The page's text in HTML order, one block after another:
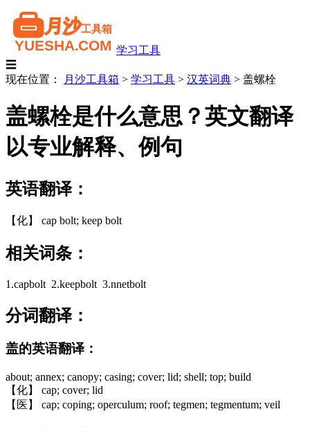
学习工具
☰
现在位置：
月沙工具箱 > 学习工具 > 汉英词典 > 盖螺栓
盖螺栓是什么意思？英文翻译
以专业解释、例句
英语翻译：
【化】 cap bolt; keep bolt
相关词条：
1.capbolt 2.keepbolt 3.nnetbolt
分词翻译：
盖的英语翻译：
about; annex; canopy; casing; cover; lid; shell; top; build
【化】 cap; cover; lid
【医】 cap; coping; operculum; roof; tegmen; tegmentum; veil